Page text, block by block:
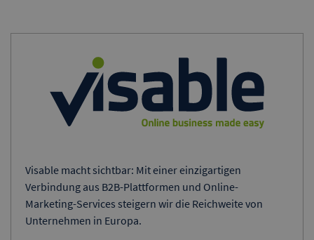
Visable macht sichtbar: Mit einer einzigartigen
Verbindung aus B2B-Plattformen und Online-
Marketing-Services steigern wir die Reichweite von
Unternehmen in Europa.